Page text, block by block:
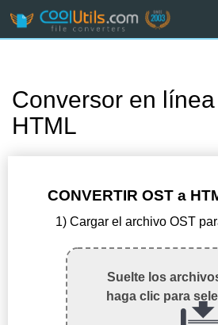
Conversor en
HTML
CONVERTIR OST a
1) Cargar el archivo OST
Suelte los
haga clic para